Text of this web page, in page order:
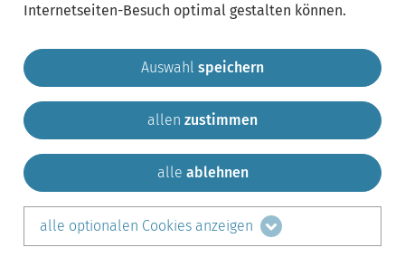
Gemeinde Krailling Impressum
Sitemap
Kontakt
teilen auf:
LinkedIn
Internetseiten-Besuch optimal gestalten können.
Auswahl speichern
allen zustimmen
alle ablehnen
alle optionalen Cookies anzeigen